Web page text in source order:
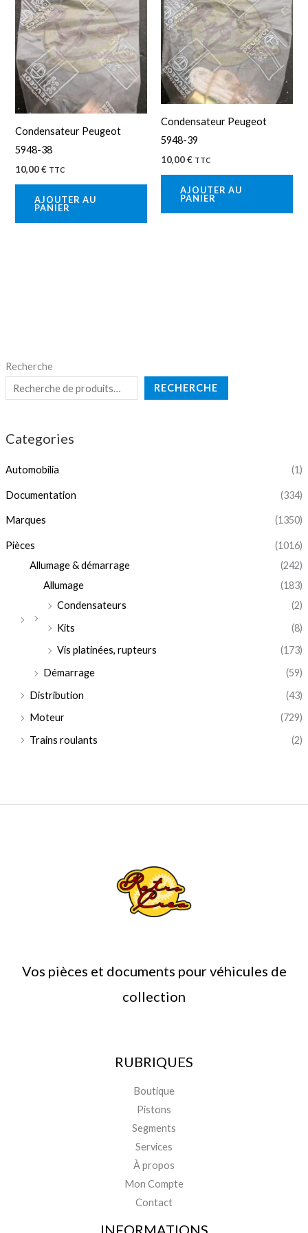
Recherche
RECHERCHE
Categories
Automobilia (1)
Documentation (334)
Marques (1350)
Pièces
(1016)
Allumage & démarrage
(242)
Allumage
(183)
Condensateurs
(2)
Kits
(8)
Vis platinées, rupteurs
(173)
Démarrage
(59)
Distribution
(43)
Moteur
(729)
Trains roulants
(2)
Condensateur Peugeot
5948-38
10,00€ TTC
AJOUTER AU
PANIER
Condensateur Peugeot
5948-39
10,00€ TTC
AJOUTER AU
PANIER
Vos pièces et documents pour véhicules de
collection
RUBRIQUES
Boutique
Pistons
Segments
Services
À propos
Mon Compte
Contact
INFORMATIONS